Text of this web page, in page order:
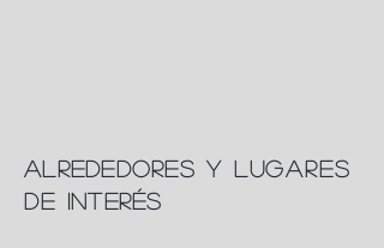
alrededores y lugares
de interés